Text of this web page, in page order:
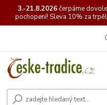
3.-21.8.2026čerpáme
pochopení! Sleva 10% za